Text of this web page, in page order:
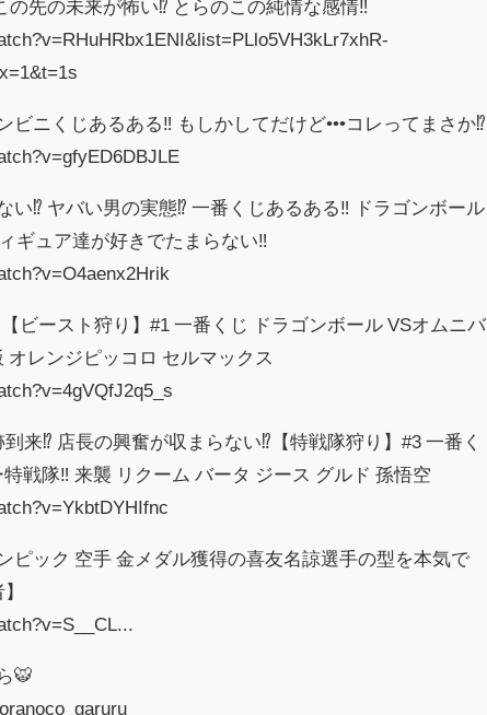
の先の未来が怖い⁉︎ とらのこの純情な感情‼︎
ビニくじあるある‼︎ もしかしてだけど•••コレってまさか⁉︎
い⁉︎ ヤバい男の実態⁉︎ 一番くじあるある‼︎ ドラゴンボール
ギュア達が好きでたまらない‼︎
ビースト狩り】#1 一番くじ ドラゴンボール VSオムニバ
オレンジピッコロ セルマックス
到来⁉︎ 店長の興奮が収まらない⁉︎【特戦隊狩り】#3 一番く
戦隊‼︎ 来襲 リクーム バータ ジース グルド 孫悟空
ピック 空手 金メダル獲得の喜友名諒選手の型を本気で
🐯